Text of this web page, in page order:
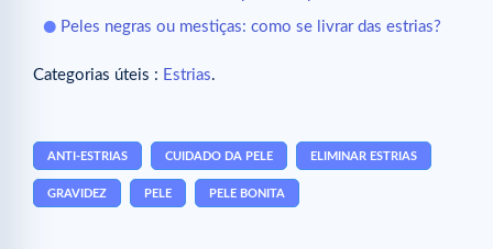
Peles negras ou mestiças: como se livrar das estrias?
Categorias úteis : Estrias.
ANTI-ESTRIAS CUIDADO DA PELE ELIMINAR ESTRIAS
GRAVIDEZ PELE PELE BONITA